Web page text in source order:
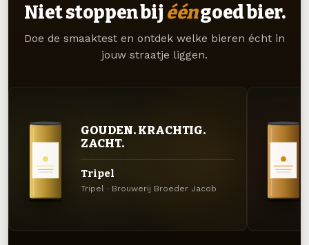
Niet stoppen bij ééngoed bier.
Doe de smaaktest en ontdek welke bieren écht in
jouw straatje liggen.
GOUDEN. KRACHTIG.
ZACHT.
Tripel
Tripel · Brouwerij Broeder Jacob